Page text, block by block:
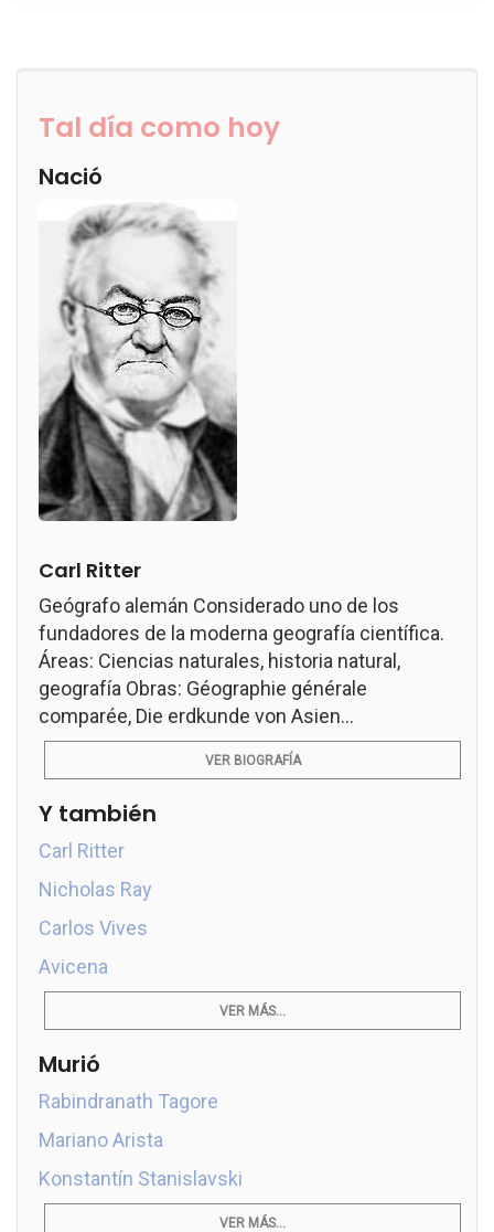
Tal día como hoy
Nació
Carl Ritter
Geógrafo alemán Considerado uno de los
fundadores de la moderna geografía científica.
Áreas: Ciencias naturales, historia natural,
geografía Obras: Géographie générale
comparée, Die erdkunde von Asien...
VER BIOGRAFÍA
Y también
Carl Ritter
Nicholas Ray
Carlos Vives
Avicena
VER MÁS...
Murió
Rabindranath Tagore
Mariano Arista
Konstantín Stanislavski
VER MÁS...